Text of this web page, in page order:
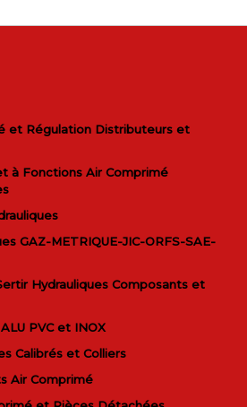
et Régulation Distributeurs et
à Fonctions Air Comprimé
GAZ-METRIQUE-JIC-ORFS-SAE-
Hydrauliques Composants et
PVC et INOX
Calibrés et Colliers
Air Comprimé